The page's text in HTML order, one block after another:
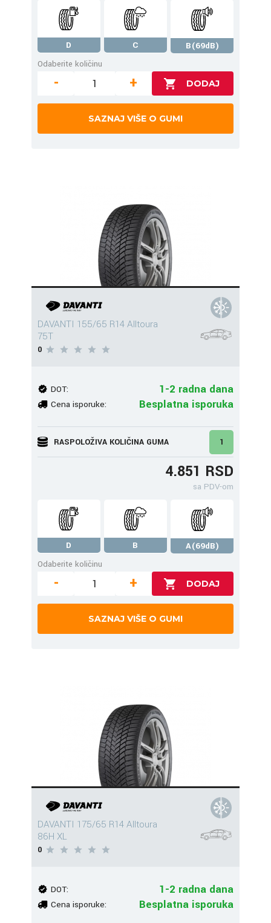
D C
B(69dB)
Odaberite količinu
- +
SAZNAJ VIŠE O GUMI
DAVANTI 155/65 R14 Alltoura
75T
0
DOT: 1-2 radna dana
Cena isporuke: Besplatna isporuka
RASPOLOŽIVA KOLIČINA GUMA 1
4.851 RSD
sa PDV-om
D B
A(69dB)
Odaberite količinu
- +
SAZNAJ VIŠE O GUMI
DAVANTI 175/65 R14 Alltoura
86H XL
0
DOT: 1-2 radna dana
Cena isporuke: Besplatna isporuka